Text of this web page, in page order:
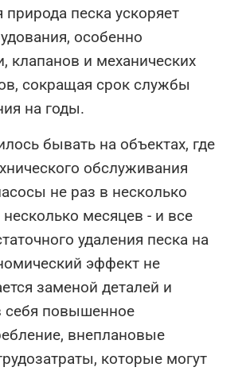
природа песка ускоряет
особенно
клапанов и механических
сокращая срок службы
на годы.
бывать на объектах, где
обслуживания
не раз в несколько
несколько месяцев - и все
удаления песка на
эффект не
заменой деталей и
себя повышенное
внеплановые
которые могут